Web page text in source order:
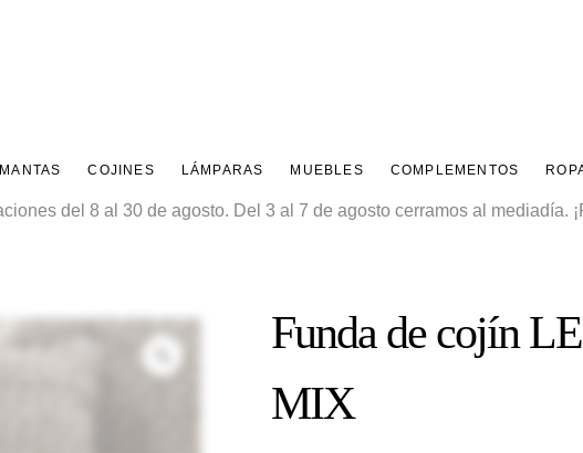
COJINES LÁMPARAS MUEBLES COMPLEMENTOS
del 8 al 30 de agosto. Del 3 al 7 de agosto cerramos al mediadía.
Funda de cojín
MIX